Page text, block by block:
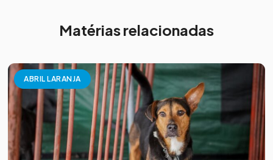
Matérias relacionadas
ABRIL LARANJA